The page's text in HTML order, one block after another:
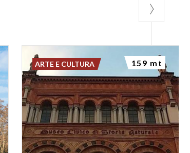
ARTE E CULTURA 159 mt